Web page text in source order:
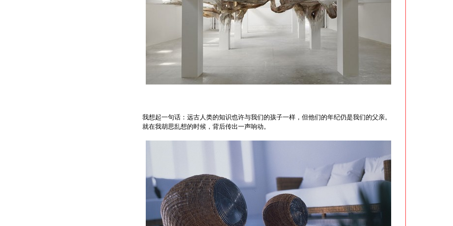
我想起一句话：远古人类的知识也许与我们的孩子一样，但他们的年纪仍是我们的父亲。
就在我胡思乱想的时候，背后传出一声响动。